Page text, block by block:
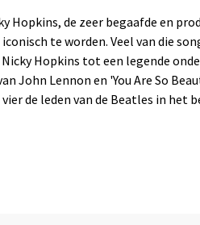
Hopkins, de zeer begaafde en
te worden. Veel van die
Hopkins tot een legende
John Lennon en 'You Are So
de leden van de Beatles in het